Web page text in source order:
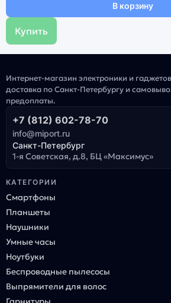
В корзину
Купить
Интернет-магазин электроники и
доставка по Санкт-Петербургу и
предоплаты.
+7 (812) 602-78-70
info@miport.ru
Санкт-Петербург
1-я Советская, д.8, БЦ «Максимус»
КАТЕГОРИИ
Смартфоны
Планшеты
Наушники
Умные часы
Ноутбуки
Беспроводные пылесосы
Выпрямители для волос